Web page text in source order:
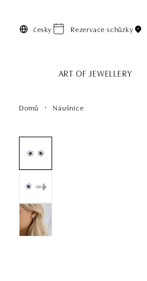
česky Rezervace schůzky
ART OF JEWELLERY
Domů Náušnice